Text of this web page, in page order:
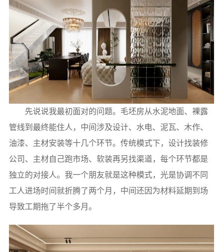
先说说我最初面对的问题。毛坯房从水泥地面、裸露
管线到最终能住人，中间涉及设计、水电、泥瓦、木作、
油漆、主材安装等十几个环节。传统模式下，设计找装修
公司、主材自己跑市场、软装再另找渠道，每个环节都是
独立的对接人。我一个朋友就是这种模式，光是协调不同
工人进场时间就折腾了两个月，中间还因为材料延期到场
导致工期拖了半个多月。